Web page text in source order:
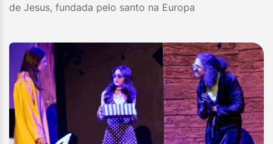
de Jesus, fundada pelo santo na Europa